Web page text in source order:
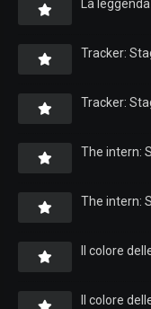
La
Tracker:
Tracker:
The intern:
The intern:
Il colore
Il colore